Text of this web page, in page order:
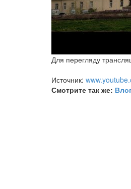
Для перегляду
Источник:
Смотрите так же: